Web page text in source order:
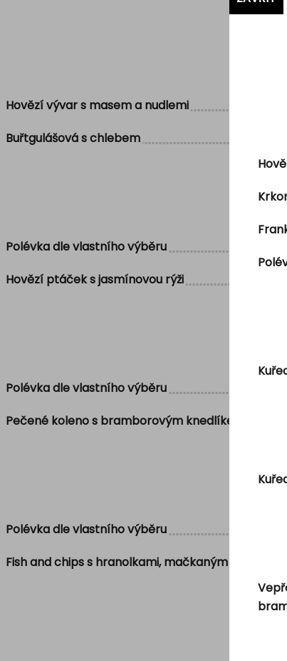
Hovězí vývar s masem a nudlemi
Buřtgulášová s chlebem
Polévka dle vlastního výběru
Hovězí ptáček s jasmínovou rýži
Polévka dle vlastního výběru
Pečené koleno s bramborovým knedlíkem, bílým
Polévka dle vlastního výběru
Fish and chips s hranolkami, mačkaným hráškem